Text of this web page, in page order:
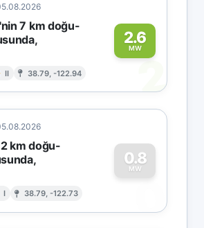
7 km doğu-
II 38.79, -122.94
2.6
MW
2
km doğu-
I 38.79, -122.73
0.8
MW
0